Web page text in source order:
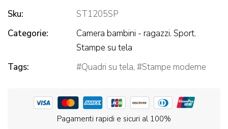
Sku:
ST1205SP
Categorie:
Camera bambini - ragazzi, Sport,
Stampe su tela
Tags:
Quadri su tela, Stampe moderne
Pagamenti rapidi e sicuri al 100%